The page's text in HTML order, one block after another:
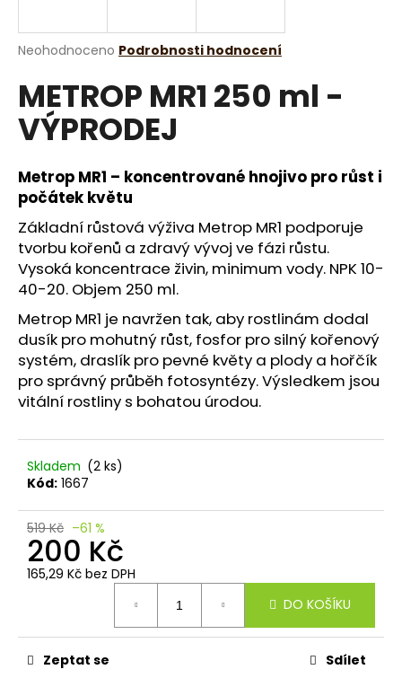
Průměrné
produktu
je
0,0
z
hvězdiček.
Neohodnoceno Podrobnosti hodnocení
METROP MR1 250 ml -
VÝPRODEJ
Metrop MR1 – koncentrované hnojivo pro růst i
počátek květu
Základní růstová výživa Metrop MR1 podporuje
tvorbu kořenů a zdravý vývoj ve fázi růstu.
Vysoká koncentrace živin, minimum vody. NPK 10-
40-20. Objem 250 ml.
Metrop MR1 je navržen tak, aby rostlinám dodal
dusík pro mohutný růst, fosfor pro silný kořenový
systém, draslík pro pevné květy a plody a hořčík
pro správný průběh fotosyntézy. Výsledkem jsou
vitální rostliny s bohatou úrodou.
Skladem (2 ks)
Kód: 1667
519 Kč –61 %
200 Kč
165,29 Kč bez DPH
DO KOŠÍKU
Zeptat se Sdílet
j
t
?
D
p
o
r
u
č
j
e
m
e